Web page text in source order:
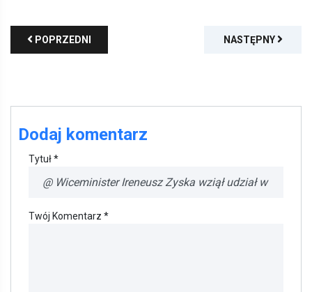
POPRZEDNI NASTĘPNY
Dodaj komentarz
Tytuł *
Twój Komentarz *